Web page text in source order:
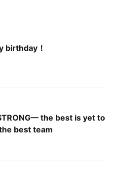
birthday！
the best is yet to
best team